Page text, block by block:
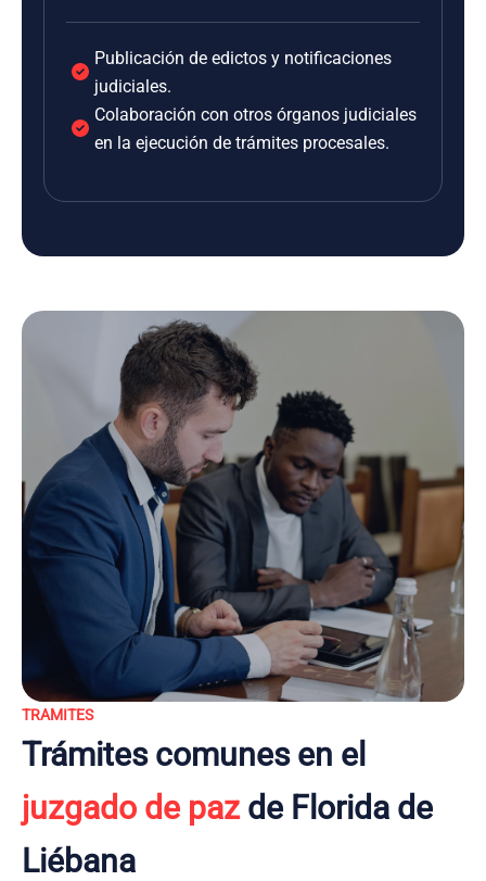
Publicación de edictos y notificaciones
judiciales.
Colaboración con otros órganos judiciales
en la ejecución de trámites procesales.
TRAMITES
Trámites comunes en el
juzgado de pazde Florida de
Liébana